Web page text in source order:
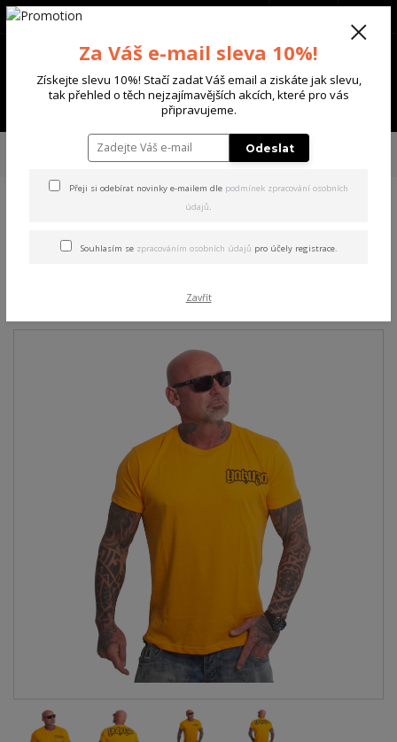
Menu
+420 702 136 620
TRIKA & TÍLKA
Yakuza pánské tričko Blacks Regular
Basic T-Shirt orange 3XL
Regular Basic T-Shirt orange
Za Váš e-mail sleva 10%!
Získejte slevu 10%! Stačí zadat Váš email a ziskáte jak slevu,
tak přehled o těch nejzajímavějších akcích, které pro vás
připravujeme.
Odeslat
Přeji si odebírat novinky e-mailem dle podmínek zpracování osobních
údajů.
Souhlasím se zpracováním osobních údajů pro účely registrace.
Zavřít